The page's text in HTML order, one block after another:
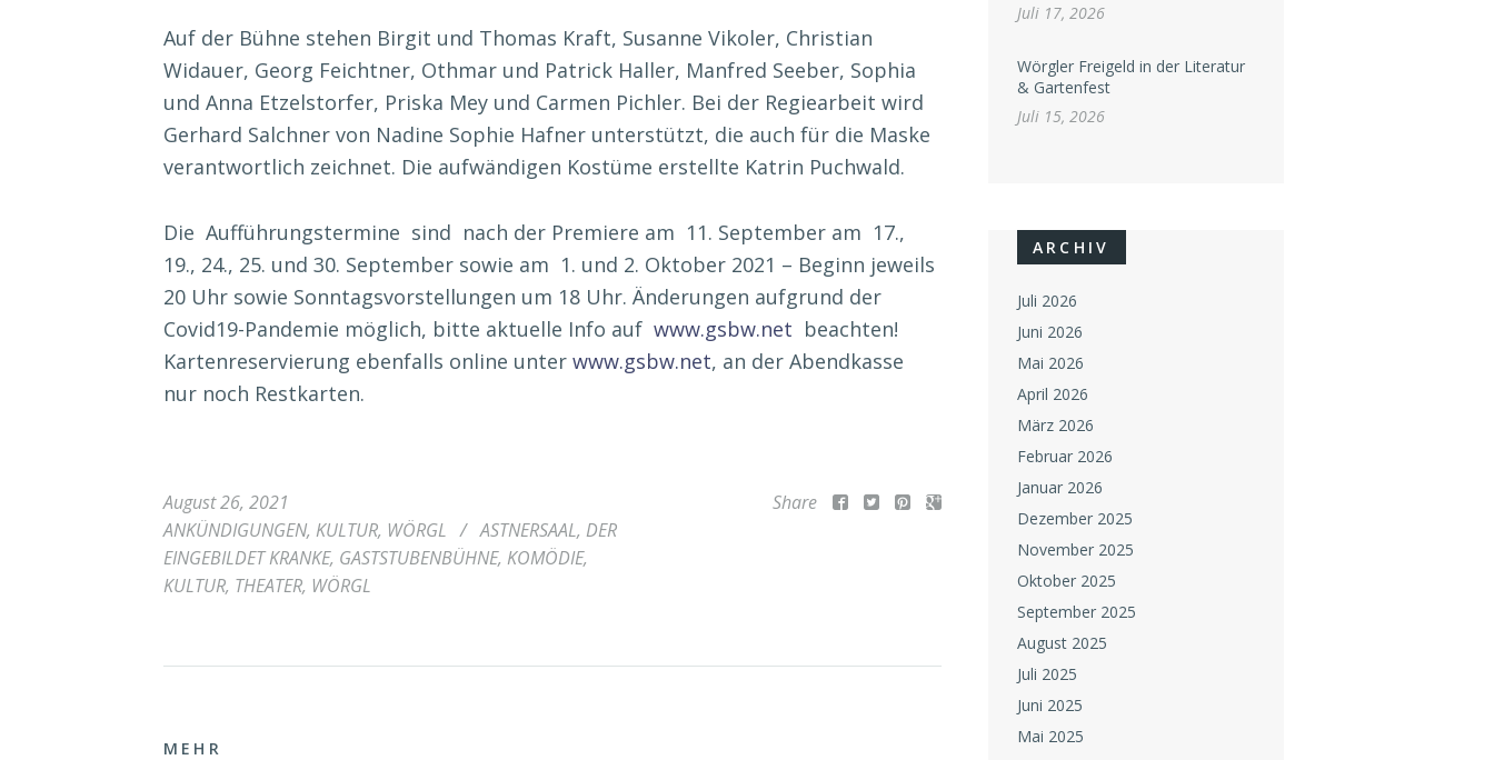
Auf der Bühne stehen Birgit und Thomas Kraft, Susanne Vikoler, Christian
Widauer, Georg Feichtner, Othmar und Patrick Haller, Manfred Seeber, Sophia
und Anna Etzelstorfer, Priska Mey und Carmen Pichler. Bei der Regiearbeit wird
Gerhard Salchner von Nadine Sophie Hafner unterstützt, die auch für die Maske
verantwortlich zeichnet. Die aufwändigen Kostüme erstellte Katrin Puchwald.
Die Aufführungstermine sind nach der Premiere am 11. September am 17.,
19., 24., 25. und 30. September sowie am 1. und 2. Oktober 2021 – Beginn jeweils
20 Uhr sowie Sonntagsvorstellungen um 18 Uhr. Änderungen aufgrund der
Covid19-Pandemie möglich, bitte aktuelle Info auf www.gsbw.net beachten!
Kartenreservierung ebenfalls online unter www.gsbw.net, an der Abendkasse
nur noch Restkarten.
August 26, 2021
ANKÜNDIGUNGEN, KULTUR, WÖRGL /ASTNERSAAL, DER
EINGEBILDET KRANKE, GASTSTUBENBÜHNE, KOMÖDIE,
KULTUR, THEATER, WÖRGL
Share
MEHR
Juli 17, 2026
Wörgler Freigeld in der Literatur
& Gartenfest
Juli 15, 2026
ARCHIV
Juli 2026
Juni 2026
Mai 2026
April 2026
März 2026
Februar 2026
Januar 2026
Dezember 2025
November 2025
Oktober 2025
September 2025
August 2025
Juli 2025
Juni 2025
Mai 2025